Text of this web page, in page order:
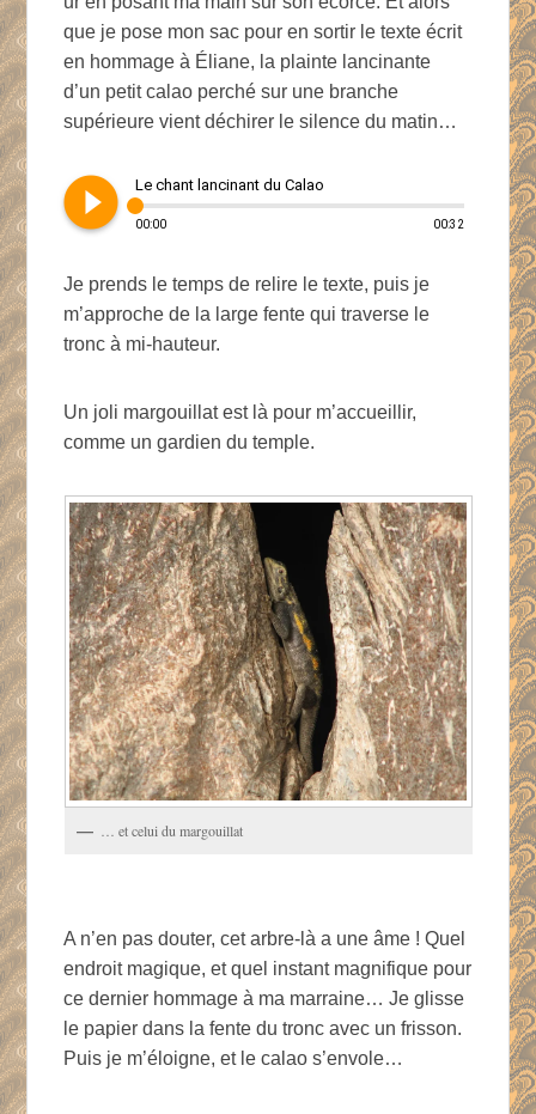
que je pose mon sac pour en sortir le texte écrit
en hommage à Éliane, la plainte lancinante
d’un petit calao perché sur une branche
supérieure vient déchirer le silence du matin…
play_circle_filled Le chant lancinant du Calao
00:00 00:32
Je prends le temps de relire le texte, puis je
m’approche de la large fente qui traverse le
tronc à mi-hauteur.
Un joli margouillat est là pour m’accueillir,
comme un gardien du temple.
… et celui du margouillat
A n’en pas douter, cet arbre-là a une âme ! Quel
endroit magique, et quel instant magnifique pour
ce dernier hommage à ma marraine… Je glisse
le papier dans la fente du tronc avec un frisson.
Puis je m’éloigne, et le calao s’envole…